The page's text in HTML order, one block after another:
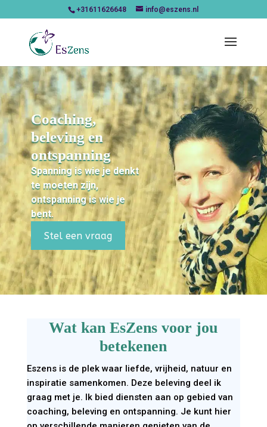
+31611626648 info@eszens.nl
Coaching,
beleving en
ontspanning
Spanning is wie je denkt
te moeten zijn,
ontspanning is wie je
bent.
Stel een vraag
Wat kan EsZens voor jou
betekenen
Eszens is de plek waar liefde, vrijheid, natuur en
inspiratie samenkomen. Deze beleving deel ik
graag met je. Ik bied diensten aan op gebied van
coaching, beleving en ontspanning. Je kunt hier